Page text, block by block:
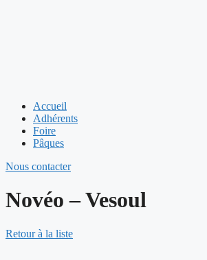
Accueil
Adhérents
Foire
Pâques
Nous contacter
Novéo – Vesoul
Retour à la liste